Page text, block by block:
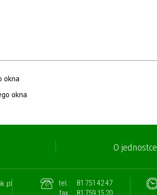
O jednostce
tel.:
81 751 42 47
fax.:
81 759 15 20